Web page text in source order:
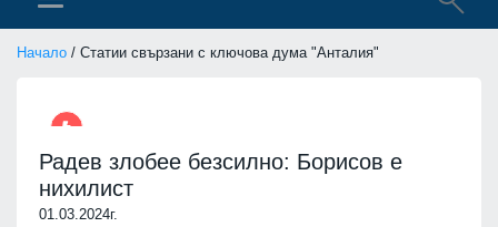
Начало / Статии свързани с ключова дума "Анталия"
Радев злобее безсилно: Борисов е
нихилист
01.03.2024г.